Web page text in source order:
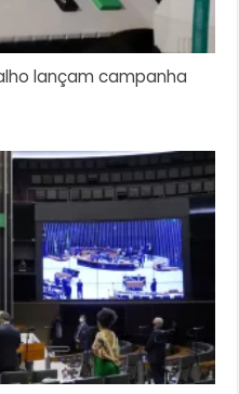
lançam campanha